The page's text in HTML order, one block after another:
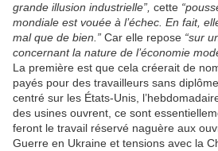
grande illusion industrielle”, cette
mondiale est vouée à l’échec. En fait,
mal que de bien.” Car elle repose “sur
concernant la nature de l’économie
La première est que cela créerait de
payés pour des travailleurs sans
centré sur les États-Unis,
des usines ouvrent, ce sont
feront le travail réservé naguère aux
Guerre en Ukraine et tensions avec la